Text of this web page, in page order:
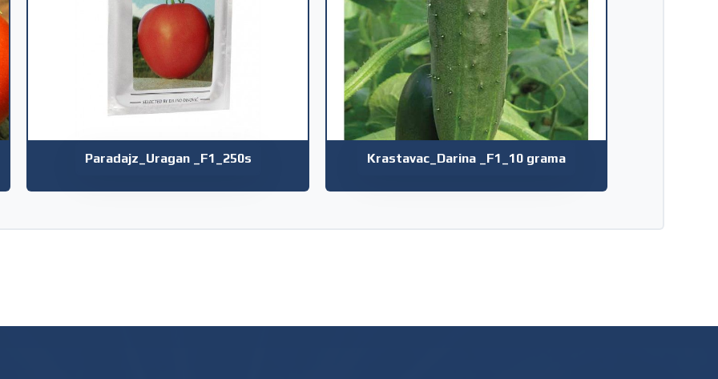
Paradajz_Uragan _F1_250s Krastavac_Darina _F1_10 grama